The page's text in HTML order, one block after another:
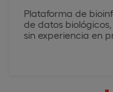
Plataforma de
de datos
sin experiencia en